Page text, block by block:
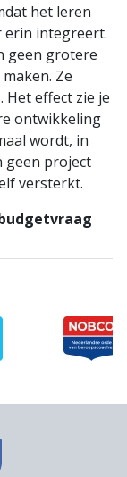
het leren
erin integreert.
geen grotere
Ze
effect zie je
ontwikkeling
wordt, in
geen project
versterkt.